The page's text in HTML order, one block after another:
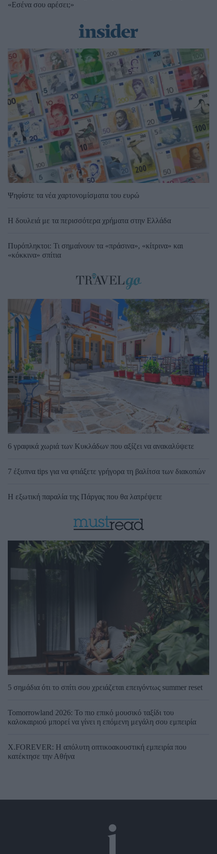
«Εσένα σου αρέσει;»
Ψηφίστε τα νέα χαρτονομίσματα του ευρώ
Η δουλειά με τα περισσότερα χρήματα στην Ελλάδα
Πυρόπληκτοι: Τι σημαίνουν τα «πράσινα», «κίτρινα» και
«κόκκινα» σπίτια
6 γραφικά χωριά των Κυκλάδων που αξίζει να ανακαλύψετε
7 έξυπνα tips για να φτιάξετε γρήγορα τη βαλίτσα των διακοπών
Η εξωτική παραλία της Πάργας που θα λατρέψετε
5 σημάδια ότι το σπίτι σου χρειάζεται επειγόντως summer reset
Tomorrowland 2026: Το πιο επικό μουσικό ταξίδι του
καλοκαιριού μπορεί να γίνει η επόμενη μεγάλη σου εμπειρία
X.FOREVER: Η απόλυτη οπτικοακουστική εμπειρία που
κατέκτησε την Αθήνα